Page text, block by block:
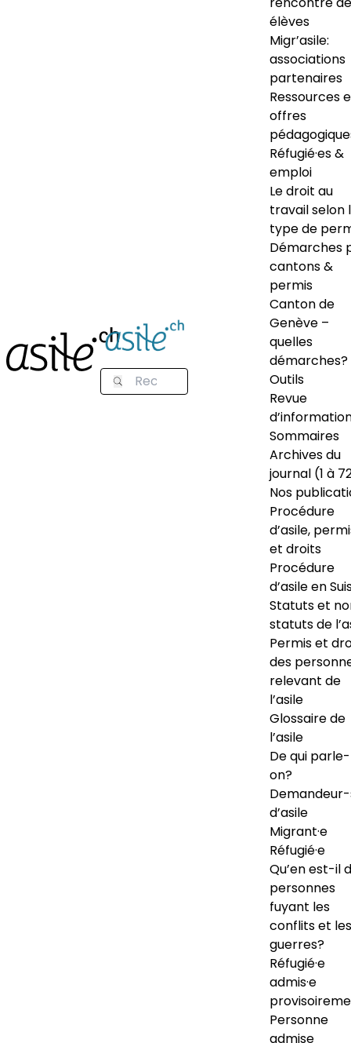
élèves
Migr’asile:
associations
partenaires
Ressources
offres
Réfugié·es &
emploi
Le droit au
travail selon
type de
Démarches
cantons &
permis
Canton de
Genève –
quelles
démarches?
Outils
Revue
Sommaires
Archives du
journal (1 à
Nos
Procédure
d’asile,
et droits
Procédure
d’asile en
Statuts et
statuts de
Permis et
des
relevant de
l’asile
Glossaire de
l’asile
De qui
on?
d’asile
Migrant·e
Réfugié·e
Qu’en est-il
personnes
fuyant les
conflits et les
guerres?
Réfugié·e
admis·e
Personne
admise